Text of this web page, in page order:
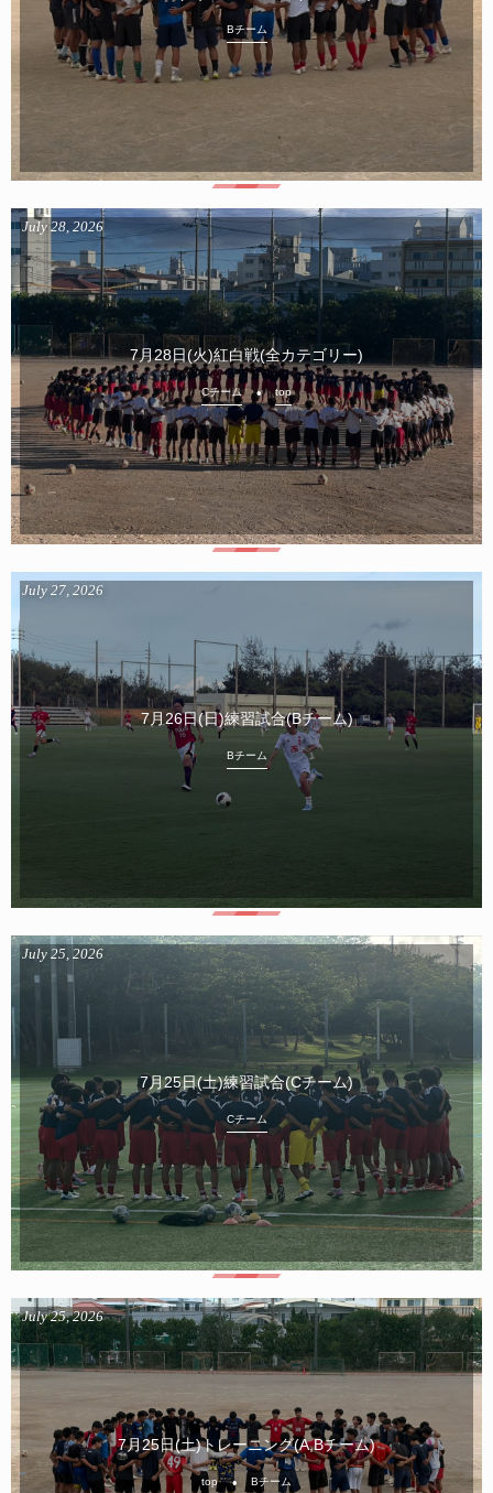
Bチーム
7月28日(火)紅白戦(全カテゴリー)
July 28, 2026
Cチーム top
7月26日(日)練習試合(Bチーム)
July 27 2026
Bチーム
7月25日(土)練習試合(Cチーム)
July 25 2026
Cチーム
7月25日(土)トレーニング(A,Bチーム)
July 25,2026
top Bチーム